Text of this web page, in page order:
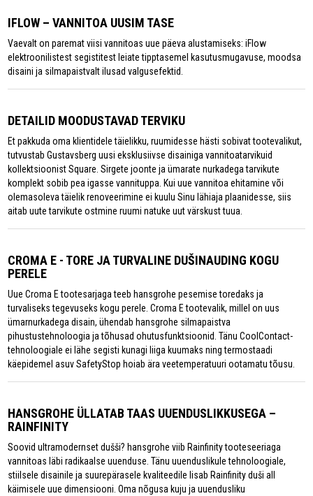
IFLOW – VANNITOA UUSIM TASE
Vaevalt on paremat viisi vannitoas uue päeva alustamiseks: iFlow
elektroonilistest segistitest leiate tipptasemel kasutusmugavuse, moodsa
disaini ja silmapaistvalt ilusad valgusefektid.
DETAILID MOODUSTAVAD TERVIKU
Et pakkuda oma klientidele täielikku, ruumidesse hästi sobivat tootevalikut,
tutvustab Gustavsberg uusi eksklusiivse disainiga vannitoatarvikuid
kollektsioonist Square. Sirgete joonte ja ümarate nurkadega tarvikute
komplekt sobib pea igasse vannituppa. Kui uue vannitoa ehitamine või
olemasoleva täielik renoveerimine ei kuulu Sinu lähiaja plaanidesse, siis
aitab uute tarvikute ostmine ruumi natuke uut värskust tuua.
CROMA E - TORE JA TURVALINE DUŠINAUDING KOGU
PERELE
Uue Croma E tootesarjaga teeb hansgrohe pesemise toredaks ja
turvaliseks tegevuseks kogu perele. Croma E tootevalik, millel on uus
ümarnurkadega disain, ühendab hansgrohe silmapaistva
pihustustehnoloogia ja tõhusad ohutusfunktsioonid. Tänu CoolContact-
tehnoloogiale ei lähe segisti kunagi liiga kuumaks ning termostaadi
käepidemel asuv SafetyStop hoiab ära veetemperatuuri ootamatu tõusu.
HANSGROHE ÜLLATAB TAAS UUENDUSLIKKUSEGA –
RAINFINITY
Soovid ultramodernset dušši? hansgrohe viib Rainfinity tooteseeriaga
vannitoas läbi radikaalse uuenduse. Tänu uuenduslikule tehnoloogiale,
stiilsele disainile ja suurepärasele kvaliteedile lisab Rainfinity duši all
käimisele uue dimensiooni. Oma nõgusa kuju ja uuendusliku